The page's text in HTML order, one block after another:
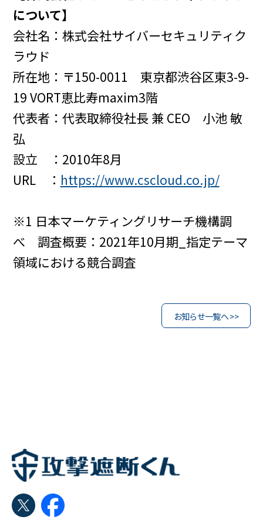
について】
会社名：株式会社サイバーセキュリティク
ラウド
所在地：〒150-0011 東京都渋谷区東3-9-
19 VORT恵比寿maxim3階
代表者：代表取締役社長 兼 CEO 小池 敏
弘
設立 ：2010年8月
URL ： https://www.cscloud.co.jp/
※1 日本マーケティングリサーチ機構調
べ 調査概要：2021年10月期_指定テーマ
領域における競合調査
お知らせ一覧へ >>